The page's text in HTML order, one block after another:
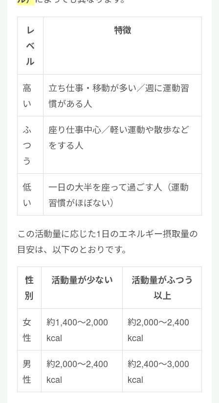
レ
ベ
ル
特徴
高
い
立ち仕事・移動が多い／週に運動習
慣がある人
ふ
つ
う
座り仕事中心／軽い運動や散歩など
をする人
低
い
一日の大半を座って過ごす人（運動
習慣がほぼない）
この活動量に応じた1日のエネルギー摂取量の
目安は、以下のとおりです。
性
別
活動量が少ない
活動量がふつう
以上
女
性
約1,400〜2,000
kcal
約2,000〜2,400
kcal
男
性
約2,000〜2,400
kcal
約2,400〜3,000
kcal